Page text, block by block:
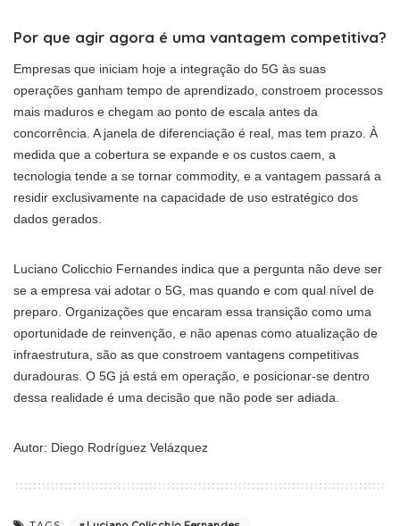
Por que agir agora é uma vantagem competitiva?
Empresas que iniciam hoje a integração do 5G às suas
operações ganham tempo de aprendizado, constroem processos
mais maduros e chegam ao ponto de escala antes da
concorrência. A janela de diferenciação é real, mas tem prazo. À
medida que a cobertura se expande e os custos caem, a
tecnologia tende a se tornar commodity, e a vantagem passará a
residir exclusivamente na capacidade de uso estratégico dos
dados gerados.
Luciano Colicchio Fernandes indica que a pergunta não deve ser
se a empresa vai adotar o 5G, mas quando e com qual nível de
preparo. Organizações que encaram essa transição como uma
oportunidade de reinvenção, e não apenas como atualização de
infraestrutura, são as que constroem vantagens competitivas
duradouras. O 5G já está em operação, e posicionar-se dentro
dessa realidade é uma decisão que não pode ser adiada.
Autor: Diego Rodríguez Velázquez